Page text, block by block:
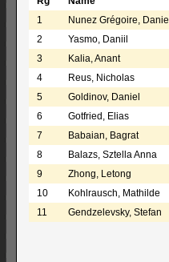
1
Nunez Grégoire, Daniel
2
Yasmo, Daniil
3
Kalia, Anant
4
Reus, Nicholas
5
Goldinov, Daniel
6
Gotfried, Elias
7
Babaian, Bagrat
8
Balazs, Sztella Anna
9
Zhong, Letong
10
Kohlrausch, Mathilde
11
Gendzelevsky, Stefan